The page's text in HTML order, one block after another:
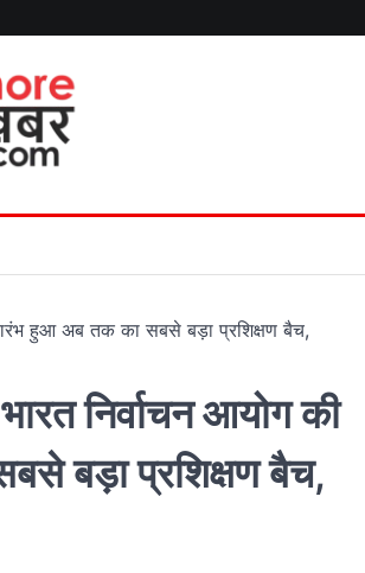
हुआ अब तक का सबसे बड़ा प्रशिक्षण बैच,
निर्वाचन आयोग की
बड़ा प्रशिक्षण बैच,